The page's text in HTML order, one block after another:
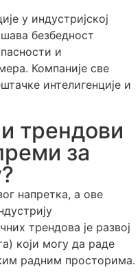
у индустријској
безбедност
и
Компаније све
интелигенције и
трендови
за
напретка, а ове
трендова је развој
који могу да раде
радним просторима.